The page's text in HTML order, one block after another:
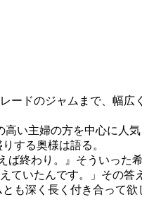
ドのジャムまで、幅
い主婦の方を中心に人
する奥様は語る。
終わり。』そういった
いたんです。」その答
も深く長く付き合って